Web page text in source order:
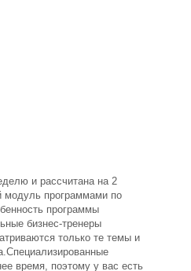
и рассчитана на 2
модуль программами по
программы
бизнес-тренеры
только те темы и
время, поэтому у вас есть